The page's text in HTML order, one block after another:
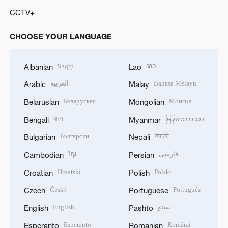
CCTV+
CHOOSE YOUR LANGUAGE
Albanian Shqip
Arabic العربية
Belarusian Беларуская
Bengali বাংলা
Bulgarian Български
Cambodian ខ្មែរ
Croatian Hrvatski
Czech Český
English English
Esperanto Esperanto
Lao ລາວ
Malay Bahasa Melayu
Mongolian Монгол
Myanmar မြန်မာဘာသာ
Nepali नेपाली
Persian فارسی
Polish Polski
Portuguese Português
Pashto پښتو
Romanian Română